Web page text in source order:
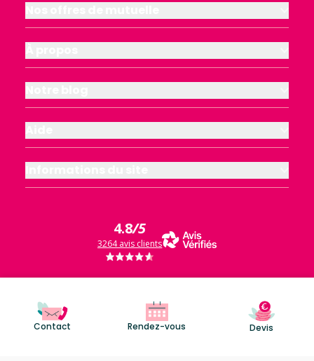
4.8/5
3264 avis clients
Contact Rendez-vous Devis